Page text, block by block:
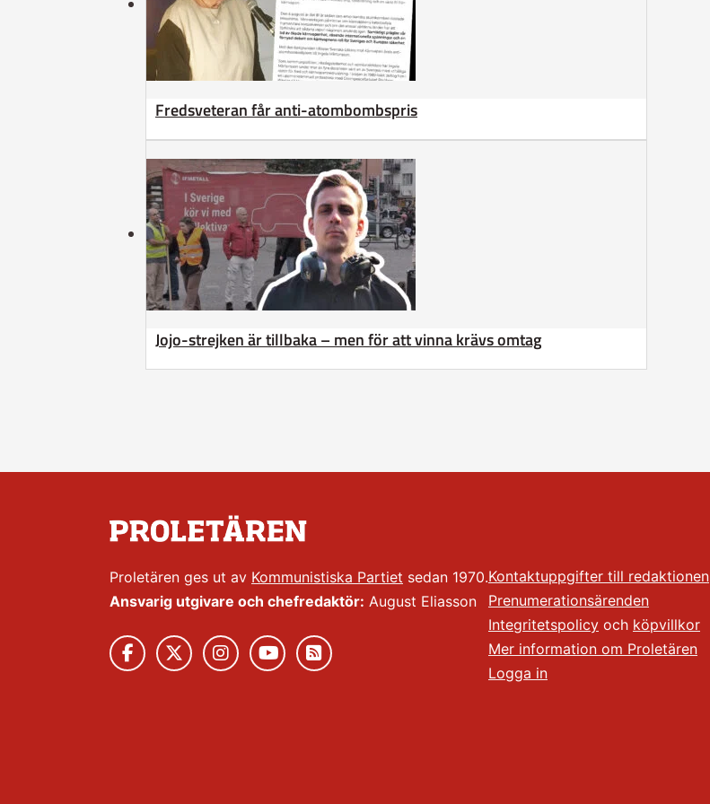
Fredsveteran får anti-atombombspris
Jojo-strejken är tillbaka – men för att vinna krävs omtag
Proletären ges ut av Kommunistiska Partiet sedan 1970.
Ansvarig utgivare och chefredaktör: August Eliasson
Kontaktuppgifter till redaktionen
Prenumerationsärenden
Integritetspolicy och köpvillkor
Mer information om Proletären
Logga in